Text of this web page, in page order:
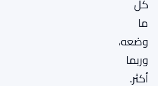
كل
ما
وضعه،
وربما
أكثر.